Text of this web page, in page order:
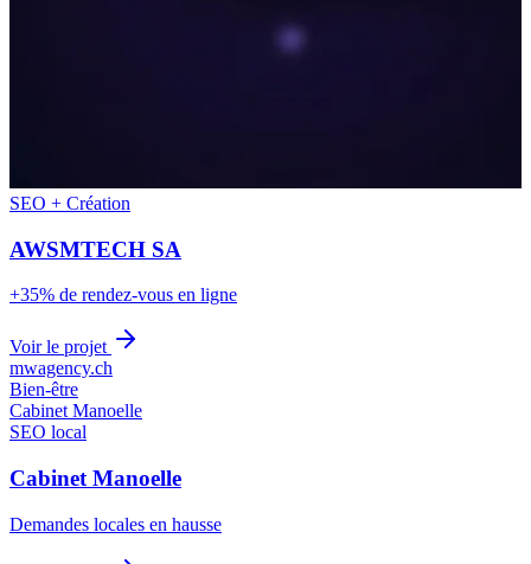
SEO + Création
AWSMTECH SA
+35% de rendez-vous en ligne
Voir le projet
mwagency.ch
Bien-être
Cabinet Manoelle
SEO local
Cabinet Manoelle
Demandes locales en hausse